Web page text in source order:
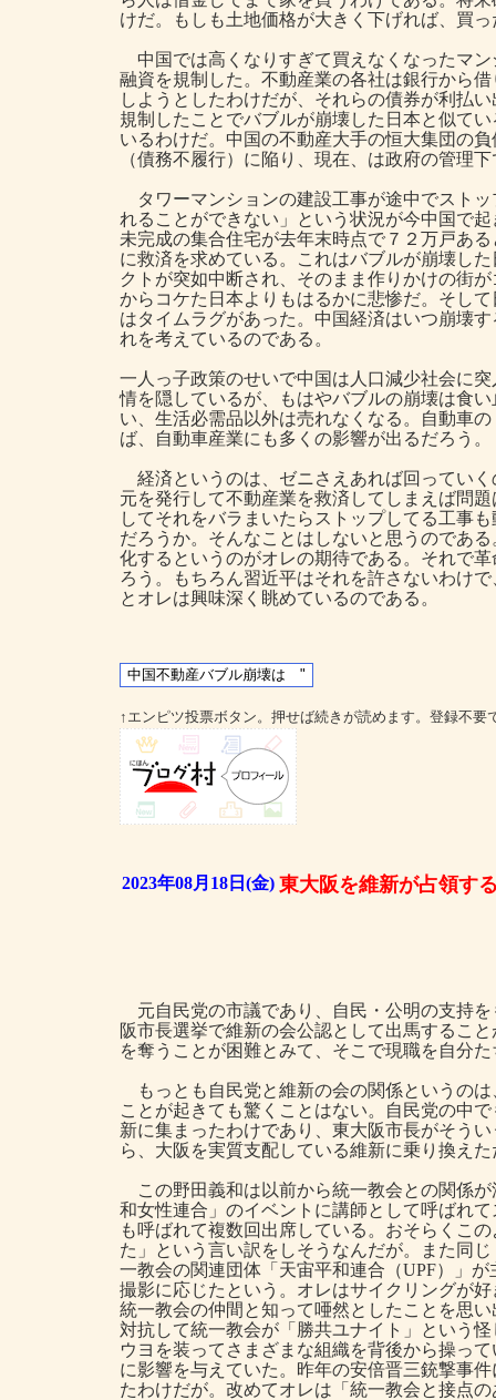
けだ。もしも土地価格が大きく下げれば、買
中国では高くなりすぎて買えなくなったマ
融資を規制した。不動産業の各社は銀行から
しようとしたわけだが、それらの債券が利払
規制したことでバブルが崩壊した日本と似て
いるわけだ。中国の不動産大手の恒大集団の
（債務不履行）に陥り、現在、は政府の管理
タワーマンションの建設工事が途中でスト
れることができない」という状況が今中国で
未完成の集合住宅が去年末時点で７２万戸あ
に救済を求めている。これはバブルが崩壊し
クトが突如中断され、そのまま作りかけの街
からコケた日本よりもはるかに悲惨だ。そし
はタイムラグがあった。中国経済はいつ崩壊
れを考えているのである。
一人っ子政策のせいで中国は人口減少社会に
情を隠しているが、もはやバブルの崩壊は食
い、生活必需品以外は売れなくなる。自動車
ば、自動車産業にも多くの影響が出るだろう。
経済というのは、ゼニさえあれば回ってい
元を発行して不動産業を救済してしまえば問
してそれをバラまいたらストップしてる工事
だろうか。そんなことはしないと思うのであ
化するというのがオレの期待である。それで
ろう。もちろん習近平はそれを許さないわけ
とオレは興味深く眺めているのである。
↑エンピツ投票ボタン。押せば続きが読めます。登録不要
2023年08月18日(金) 東大阪を維新が占領す
元自民党の市議であり、自民・公明の支持
阪市長選挙で維新の会公認として出馬するこ
を奪うことが困難とみて、そこで現職を自分
もっとも自民党と維新の会の関係というの
ことが起きても驚くことはない。自民党の中
新に集まったわけであり、東大阪市長がそう
ら、大阪を実質支配している維新に乗り換え
この野田義和は以前から統一教会との関係
和女性連合」のイベントに講師として呼ばれ
も呼ばれて複数回出席している。おそらくこ
た」という言い訳をしそうなんだが。また同
一教会の関連団体「天宙平和連合（UPF）」
撮影に応じたという。オレはサイクリングが
統一教会の仲間と知って唖然としたことを思
対抗して統一教会が「勝共ユナイト」という
ウヨを装ってさまざまな組織を背後から操っ
に影響を与えていた。昨年の安倍晋三銃撃事
たわけだが。改めてオレは「統一教会と接点